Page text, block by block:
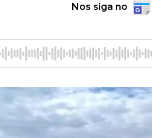
Nos siga no